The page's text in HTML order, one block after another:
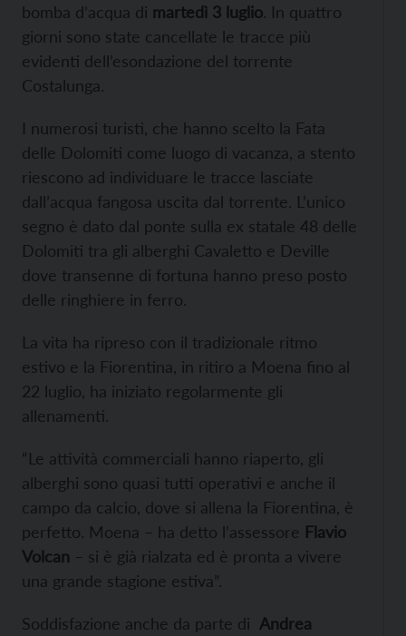
bomba d’acqua di martedì 3 luglio. In quattro
giorni sono state cancellate le tracce più
evidenti dell’esondazione del torrente
Costalunga.
I numerosi turisti, che hanno scelto la Fata
delle Dolomiti come luogo di vacanza, a stento
riescono ad individuare le tracce lasciate
dall’acqua fangosa uscita dal torrente. L’unico
segno è dato dal ponte sulla ex statale 48 delle
Dolomiti tra gli alberghi Cavaletto e Deville
dove transenne di fortuna hanno preso posto
delle ringhiere in ferro.
La vita ha ripreso con il tradizionale ritmo
estivo e la Fiorentina, in ritiro a Moena fino al
22 luglio, ha iniziato regolarmente gli
allenamenti.
“Le attività commerciali hanno riaperto, gli
alberghi sono quasi tutti operativi e anche il
campo da calcio, dove si allena la Fiorentina, è
perfetto. Moena – ha detto l’assessore Flavio
Volcan – si è già rialzata ed è pronta a vivere
una grande stagione estiva”.
Soddisfazione anche da parte di Andrea